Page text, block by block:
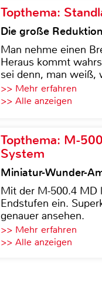
Topthema:
Die große Reduktion
Man nehme einen
Heraus kommt
sei denn, man weiß,
>> Mehr erfahren
>> Alle anzeigen
Topthema: M-
System
Miniatur-Wunder-
Mit der M-500.4 MD
Endstufen ein.
genauer ansehen.
>> Mehr erfahren
>> Alle anzeigen